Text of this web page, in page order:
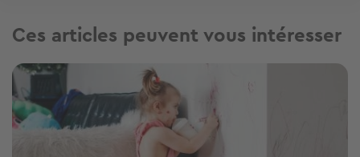
Ces articles peuvent vous intéresser
Image